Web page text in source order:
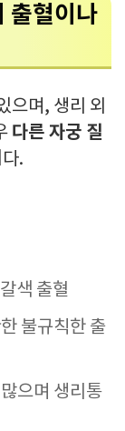
출혈이나
으며, 생리 외
다른 자궁 질
.
색 출혈
불규칙한 출
으며 생리통